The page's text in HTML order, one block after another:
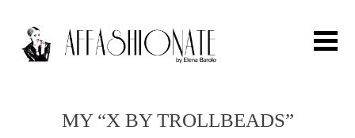
MY “X BY TROLLBEADS”